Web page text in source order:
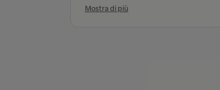
Mostra di più